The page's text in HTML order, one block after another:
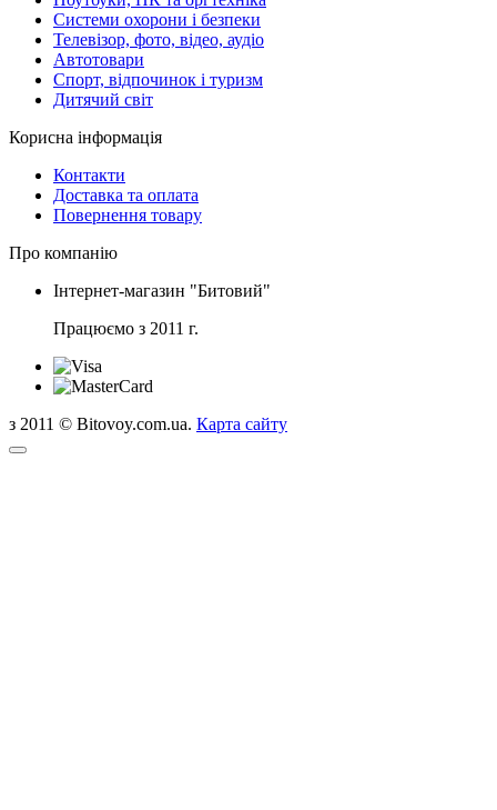
Системи охорони і безпеки
Телевізор, фото, відео, аудіо
Автотовари
Спорт, відпочинок і туризм
Дитячий світ
Корисна інформація
Контакти
Доставка та оплата
Повернення товару
Про компанію
Інтернет-магазин "Битовий"
Працюємо з 2011 г.
з 2011 © Bitovoy.com.ua. Карта сайту